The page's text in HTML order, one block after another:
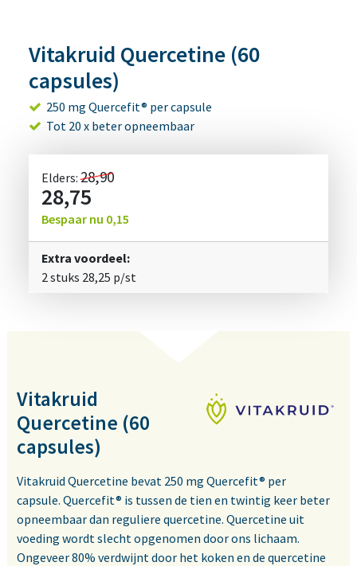
Vitakruid Quercetine (60
capsules)
250 mg Quercefit® per capsule
Tot 20 x beter opneembaar
Elders:28,90
28,75
Bespaar nu 0,15
Extra voordeel:
2 stuks 28,25 p/st
Vitakruid
Quercetine (60
capsules)
Vitakruid Quercetine bevat 250 mg Quercefit® per
capsule. Quercefit® is tussen de tien en twintig keer beter
opneembaar dan reguliere quercetine. Quercetine uit
voeding wordt slecht opgenomen door ons lichaam.
Ongeveer 80% verdwijnt door het koken en de quercetine